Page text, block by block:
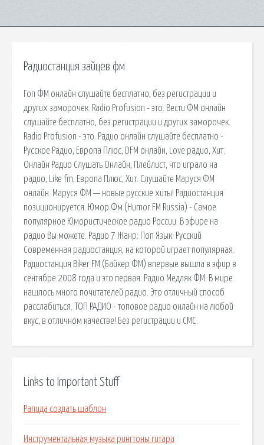
Радиостанция зайцев фм
Гоп ФМ онлайн слушайте бесплатно, без регистрации и
других заморочек. Radio Profusion - это. Вести ФМ онлайн
слушайте бесплатно, без регистрации и других заморочек.
Radio Profusion - это. Радио онлайн слушайте бесплатно -
Русское Радио, Европа Плюс, DFM онлайн, Love радио, Хит.
Онлайн Радио Слушать Онлайн, Плейлист, что играло на
радио, Like fm, Европа Плюс, Хит. Слушайте Маруся ФМ
онлайн. Маруся ФМ — новые русские хиты! Радиостанция
позиционируется. Юмор Фм (Humor FM Russia) - Самое
популярное Юмористическое радио России. В эфире на
радио Вы можете. Радио 7 Жанр: Поп Язык: Русский
Современная радиостанция, на которой играет популярная.
Радиостанция Biker FM (Байкер ФМ) впервые вышла в эфир в
сентябре 2008 года и это первая. Радио Медляк ФМ. В мире
нашлось много почитателей радио. Это отличный способ
расслабиться. ТОП РАДИО - топовое радио онлайн на любой
вкус, в отличном качестве! Без регистрации и СМС.
Links to Important Stuff
Рапида создать шаблон
Инструментальная музыка рингтоны гитара